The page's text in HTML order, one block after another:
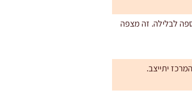
קמח מתוך הכמות לפני ההוספה לבלילה. זה מצפה